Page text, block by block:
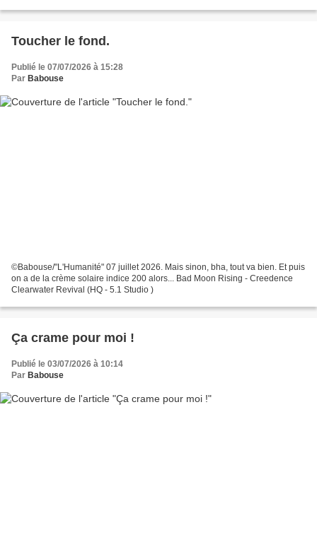
Toucher le fond.
Publié le 07/07/2026 à 15:28
Par Babouse
©Babouse/"L'Humanité" 07 juillet 2026. Mais sinon, bha, tout va bien. Et puis
on a de la crème solaire indice 200 alors... Bad Moon Rising - Creedence
Clearwater Revival (HQ - 5.1 Studio )
Ça crame pour moi !
Publié le 03/07/2026 à 10:14
Par Babouse